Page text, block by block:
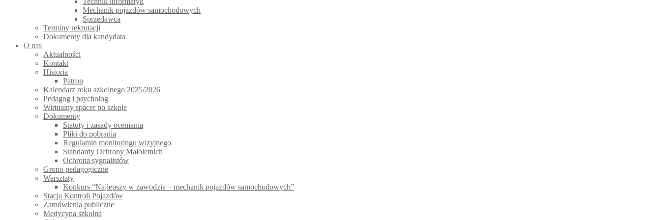
Mechanik pojazdów samochodowych
Sprzedawca
Terminy rekrutacji
Dokumenty dla kandydata
O nas
Aktualności
Kontakt
Historia
Patron
Kalendarz roku szkolnego 2025/2026
Pedagog i psycholog
Wirtualny spacer po szkole
Dokumenty
Statuty i zasady oceniania
Pliki do pobrania
Regulamin monitoringu wizyjnego
Standardy Ochrony Małoletnich
Ochrona sygnalistów
Grono pedagogiczne
Warsztaty
Konkurs “Najlepszy w zawodzie – mechanik pojazdów samochodowych”
Stacja Kontroli Pojazdów
Zamówienia publiczne
Medycyna szkolna